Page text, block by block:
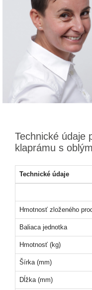
Technické údaje
klaprámu s
Technické údaje
Hmotnosť zloženého
Baliaca jednotka
Hmotnosť (kg)
Šírka (mm)
Dĺžka (mm)